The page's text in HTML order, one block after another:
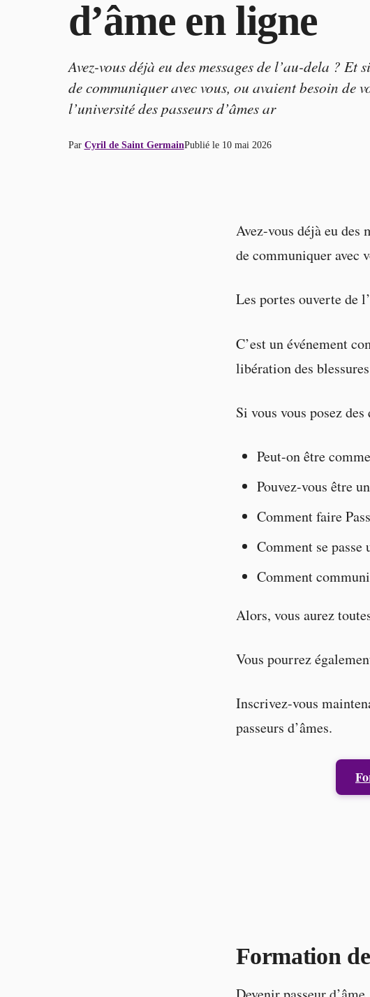
d’âme en ligne
Avez-vous déjà eu des messages de l’au-dela ? Et
de communiquer avec vous, ou avaient besoin de
l’université des passeurs d’âmes ar
Par Cyril de Saint GermainPublié le 10 mai 2026
Avez-vous déjà eu des
de communiquer avec
Les portes ouverte de
C’est un événement
libération des
Si vous vous posez
Peut-on être
Pouvez-vous être
Comment faire
Comment se passe
Comment
Alors, vous aurez
Vous pourrez
Inscrivez-vous
passeurs d’âmes.
Formation